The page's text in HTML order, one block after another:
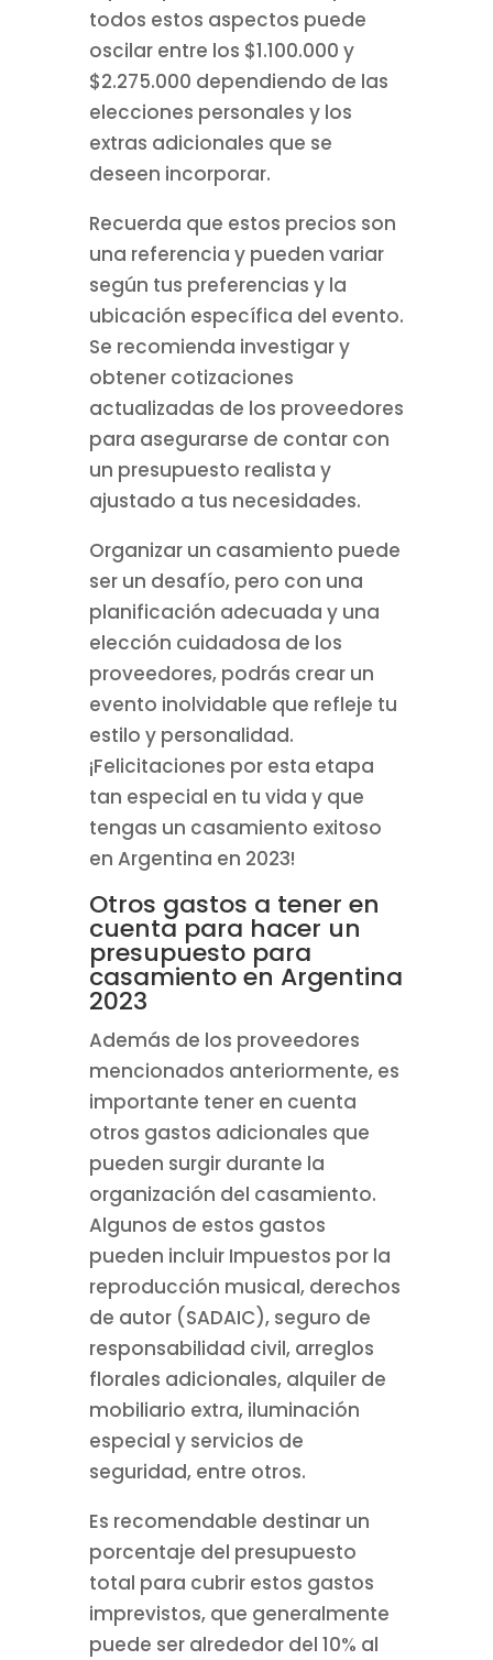
todos estos aspectos puede
oscilar entre los $1.100.000 y
$2.275.000 dependiendo de las
elecciones personales y los
extras adicionales que se
deseen incorporar.
Recuerda que estos precios son
una referencia y pueden variar
según tus preferencias y la
ubicación específica del evento.
Se recomienda investigar y
obtener cotizaciones
actualizadas de los proveedores
para asegurarse de contar con
un presupuesto realista y
ajustado a tus necesidades.
Organizar un casamiento puede
ser un desafío, pero con una
planificación adecuada y una
elección cuidadosa de los
proveedores, podrás crear un
evento inolvidable que refleje tu
estilo y personalidad.
¡Felicitaciones por esta etapa
tan especial en tu vida y que
tengas un casamiento exitoso
en Argentina en 2023!
Otros gastos a tener en
cuenta para hacer un
presupuesto para
casamiento en Argentina
2023
Además de los proveedores
mencionados anteriormente, es
importante tener en cuenta
otros gastos adicionales que
pueden surgir durante la
organización del casamiento.
Algunos de estos gastos
pueden incluir Impuestos por la
reproducción musical, derechos
de autor (SADAIC), seguro de
responsabilidad civil, arreglos
florales adicionales, alquiler de
mobiliario extra, iluminación
especial y servicios de
seguridad, entre otros.
Es recomendable destinar un
porcentaje del presupuesto
total para cubrir estos gastos
imprevistos, que generalmente
puede ser alrededor del 10% al